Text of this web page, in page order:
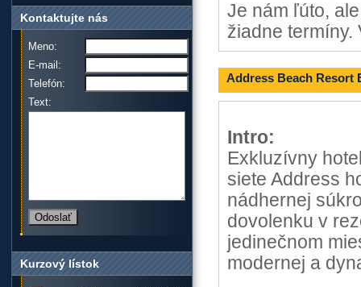
Je nám ľúto,
žiadne termíny.
Address Beach Resort
Intro:
Exkluzívny
siete Address
nádhernej
dovolenku v
jedinečnom
modernej a
Kontaktujte nás
Meno:
E-mail:
Telefón:
Text:
Kurzový lístok